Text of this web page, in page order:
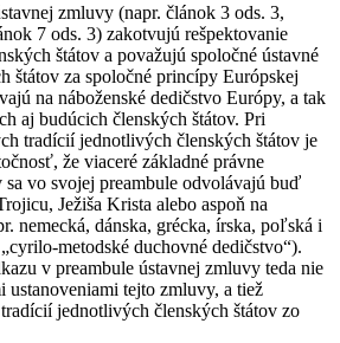
zmluvy (napr. článok 3 ods. 3,
7 ods. 3) zakotvujú rešpektovanie
štátov a považujú spoločné ústavné
štátov za spoločné princípy Európskej
na náboženské dedičstvo Európy, a tak
aj budúcich členských štátov. Pri
tradícií jednotlivých členských štátov je
že viaceré základné právne
vo svojej preambule odvolávajú buď
Ježiša Krista alebo aspoň na
nemecká, dánska, grécka, írska, poľská i
metodské duchovné dedičstvo“).
v preambule ústavnej zmluvy teda nie
ustanoveniami tejto zmluvy, a tiež
jednotlivých členských štátov zo